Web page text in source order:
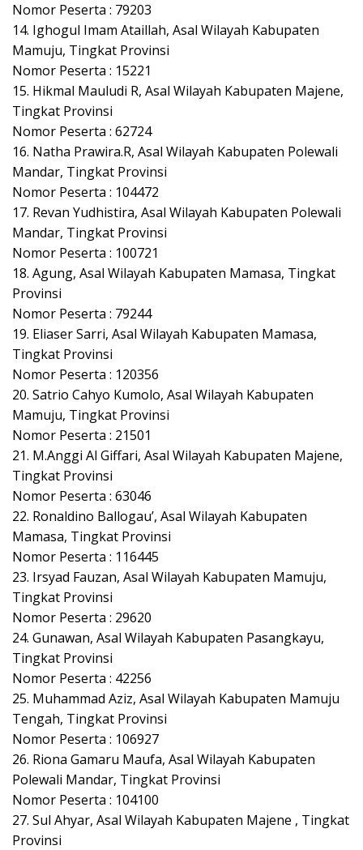
Nomor Peserta : 79203
14. Ighogul Imam Ataillah, Asal Wilayah Kabupaten
Mamuju, Tingkat Provinsi
Nomor Peserta : 15221
15. Hikmal Mauludi R, Asal Wilayah Kabupaten Majene,
Tingkat Provinsi
Nomor Peserta : 62724
16. Natha Prawira.R, Asal Wilayah Kabupaten Polewali
Mandar, Tingkat Provinsi
Nomor Peserta : 104472
17. Revan Yudhistira, Asal Wilayah Kabupaten Polewali
Mandar, Tingkat Provinsi
Nomor Peserta : 100721
18. Agung, Asal Wilayah Kabupaten Mamasa, Tingkat
Provinsi
Nomor Peserta : 79244
19. Eliaser Sarri, Asal Wilayah Kabupaten Mamasa,
Tingkat Provinsi
Nomor Peserta : 120356
20. Satrio Cahyo Kumolo, Asal Wilayah Kabupaten
Mamuju, Tingkat Provinsi
Nomor Peserta : 21501
21. M.Anggi Al Giffari, Asal Wilayah Kabupaten Majene,
Tingkat Provinsi
Nomor Peserta : 63046
22. Ronaldino Ballogau’, Asal Wilayah Kabupaten
Mamasa, Tingkat Provinsi
Nomor Peserta : 116445
23. Irsyad Fauzan, Asal Wilayah Kabupaten Mamuju,
Tingkat Provinsi
Nomor Peserta : 29620
24. Gunawan, Asal Wilayah Kabupaten Pasangkayu,
Tingkat Provinsi
Nomor Peserta : 42256
25. Muhammad Aziz, Asal Wilayah Kabupaten Mamuju
Tengah, Tingkat Provinsi
Nomor Peserta : 106927
26. Riona Gamaru Maufa, Asal Wilayah Kabupaten
Polewali Mandar, Tingkat Provinsi
Nomor Peserta : 104100
27. Sul Ahyar, Asal Wilayah Kabupaten Majene , Tingkat
Provinsi